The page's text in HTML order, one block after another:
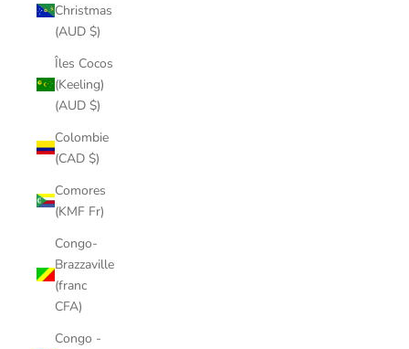
Christmas
(AUD $)
Îles Cocos
(Keeling)
(AUD $)
Colombie
(CAD $)
Comores
(KMF Fr)
Congo-
Brazzaville
(franc
CFA)
Congo -